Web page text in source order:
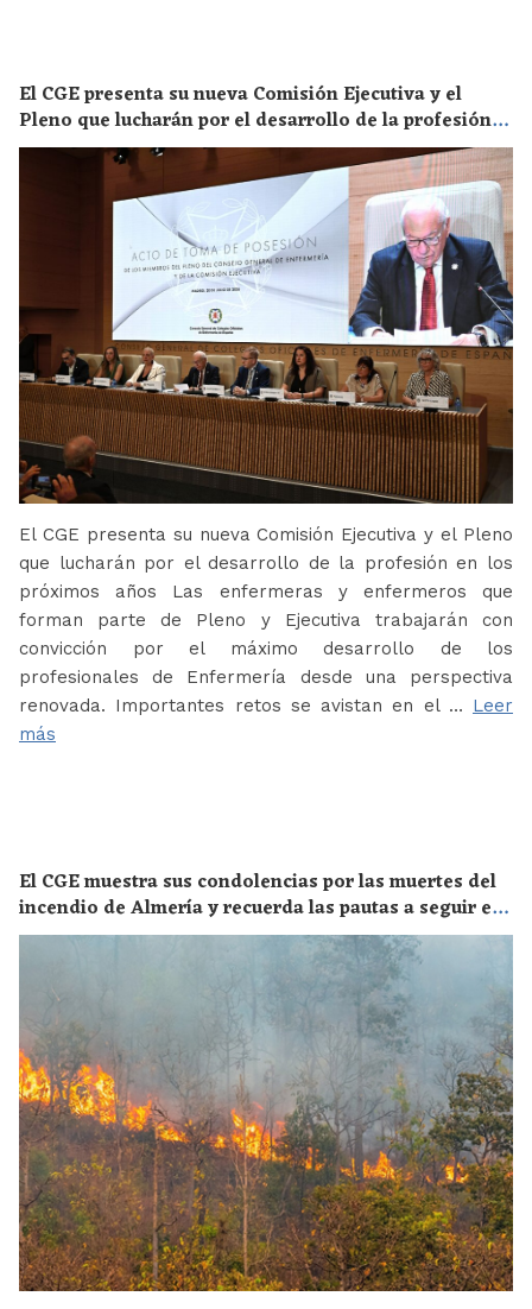
El CGE presenta su nueva Comisión Ejecutiva y el
Pleno que lucharán por el desarrollo de la profesión
en los próximos años
El CGE presenta su nueva Comisión Ejecutiva y el Pleno
que lucharán por el desarrollo de la profesión en los
próximos años Las enfermeras y enfermeros que
forman parte de Pleno y Ejecutiva trabajarán con
convicción por el máximo desarrollo de los
profesionales de Enfermería desde una perspectiva
renovada. Importantes retos se avistan en el … Leer
más
El CGE muestra sus condolencias por las muertes del
incendio de Almería y recuerda las pautas a seguir en
el caso de encontrarse cerca de un fuego